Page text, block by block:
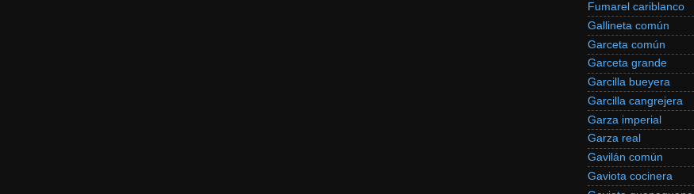
Fumarel cariblanco
Gallineta común
Garceta común
Garceta grande
Garcilla bueyera
Garcilla cangrejera
Garza imperial
Garza real
Gavilán común
Gaviota cocinera